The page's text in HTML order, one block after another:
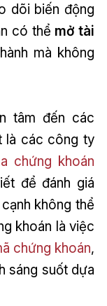
dõi biến động
có thể mở tài
mà không
tâm đến các
là các công ty
chứng khoán
để đánh giá
không thể
khoán là việc
chứng khoán,
sáng suốt dựa